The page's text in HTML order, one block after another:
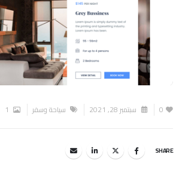
0 سبتمبر 28, 2021 سياحة وسفر
SHARE